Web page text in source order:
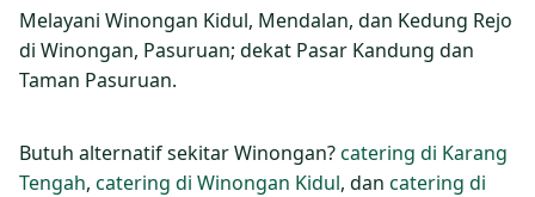
Melayani Winongan Kidul, Mendalan, dan Kedung Rejo
di Winongan, Pasuruan; dekat Pasar Kandung dan
Taman Pasuruan.
Butuh alternatif sekitar Winongan?catering di Karang
Tengah, catering di Winongan Kidul, dan catering di